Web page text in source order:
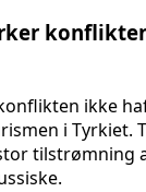
ikke
i Tyrkiet.
tilstrømning